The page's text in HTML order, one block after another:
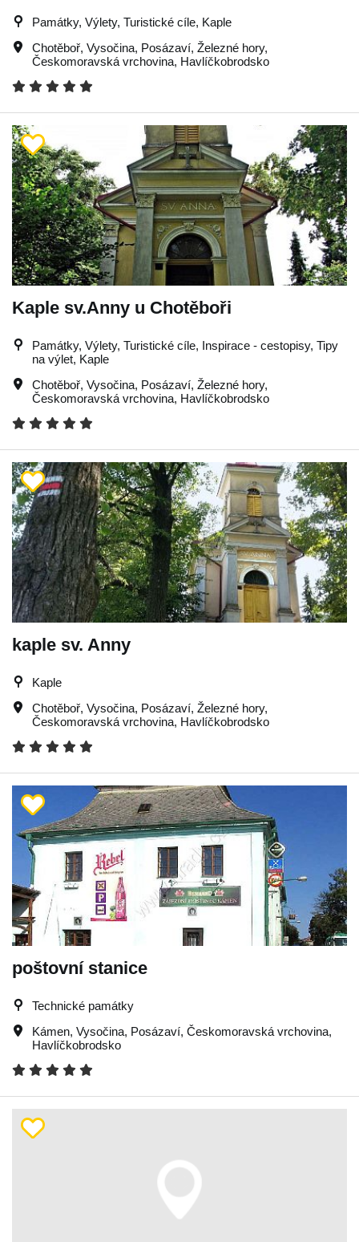
Památky, Výlety, Turistické cíle, Kaple
Chotěboř, Vysočina, Posázaví, Železné hory,
Českomoravská vrchovina, Havlíčkobrodsko
Kaple sv.Anny u Chotěboři
Památky, Výlety, Turistické cíle, Inspirace - cestopisy, Tipy
na výlet, Kaple
Chotěboř, Vysočina, Posázaví, Železné hory,
Českomoravská vrchovina, Havlíčkobrodsko
kaple sv. Anny
Kaple
Chotěboř, Vysočina, Posázaví, Železné hory,
Českomoravská vrchovina, Havlíčkobrodsko
poštovní stanice
Technické památky
Kámen, Vysočina, Posázaví, Českomoravská vrchovina,
Havlíčkobrodsko